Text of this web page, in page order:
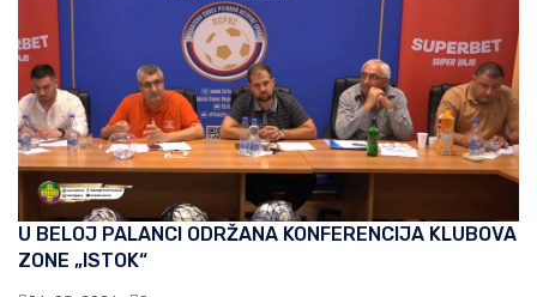
U BELOJ PALANCI ODRŽANA KONFERENCIJA KLUBOVA
ZONE „ISTOK“